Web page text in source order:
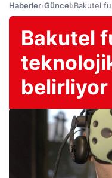
Haberler›Güncel›Bakutel
Bakutel
belirliyor